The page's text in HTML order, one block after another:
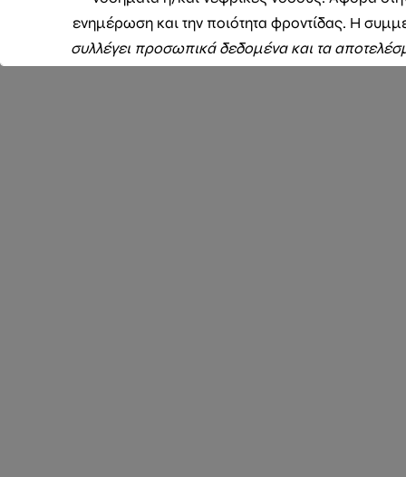
ενημέρωση και την ποιότητα φροντίδας. Η
συλλέγει προσωπικά δεδομένα και τα